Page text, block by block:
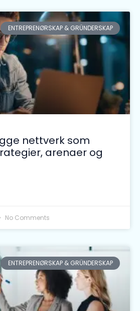
ENTREPRENØRSKAP & GRÜNDERSKAP
nettverk som
arenaer og
No Comments
ENTREPRENØRSKAP & GRÜNDERSKAP